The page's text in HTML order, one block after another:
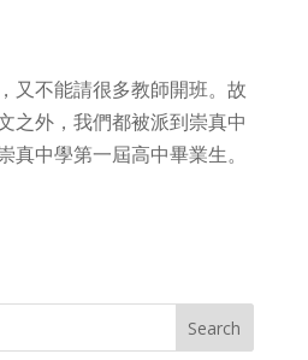
又不能請很多教師開班。故
之外，我們都被派到崇真中
真中學第一屆高中畢業生。